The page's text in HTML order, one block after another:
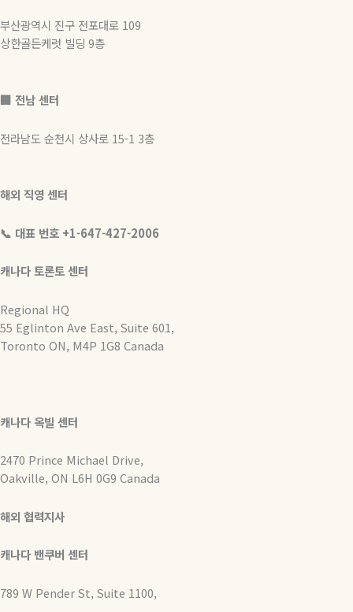
부산광역시 진구 전포대로 109
상한골든케럿 빌딩 9층
🏢 전남 센터
전라남도 순천시 상사로 15-1 3층
해외 직영 센터
📞 대표 번호 +1-647-427-2006
캐나다 토론토 센터
Regional HQ
55 Eglinton Ave East, Suite 601,
Toronto ON, M4P 1G8 Canada
캐나다 옥빌 센터
2470 Prince Michael Drive,
Oakville, ON L6H 0G9 Canada
해외 협력지사
캐나다 밴쿠버 센터
789 W Pender St, Suite 1100,